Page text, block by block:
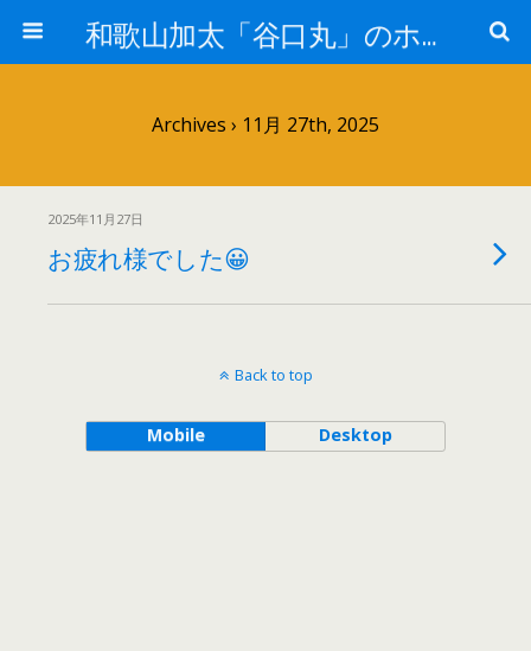
和歌山加太「谷口丸」のホームページ
Archives › 11月 27th, 2025
2025年11月27日
お疲れ様でした😀
Back to top
Mobile Desktop